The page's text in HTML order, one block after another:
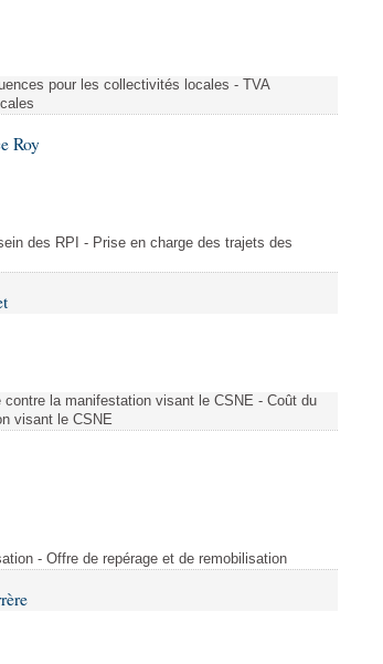
pour les collectivités locales - TVA
Roy
des RPI - Prise en charge des trajets des
la manifestation visant le CSNE - Coût du
visant le CSNE
- Offre de repérage et de remobilisation